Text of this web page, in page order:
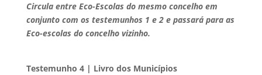
Circula entre Eco-Escolas do mesmo concelho em
conjunto com os testemunhos 1 e 2 e passará para as
Eco-escolas do concelho vizinho.
Testemunho 4 | Livro dos Municípios